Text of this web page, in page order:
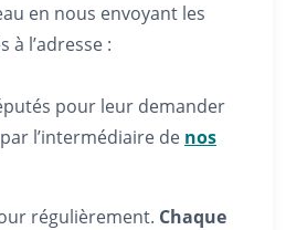
en nous envoyant les
à l’adresse :
pour leur demander
l’intermédiaire de nos
régulièrement. Chaque